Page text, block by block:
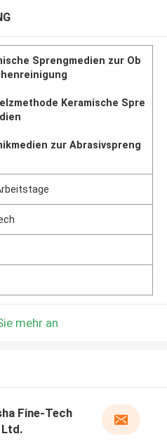
Sprengmedien zur Ob
Keramische Spre
zur Abrasivspreng
mehr an
Fine-Tech
Ltd.